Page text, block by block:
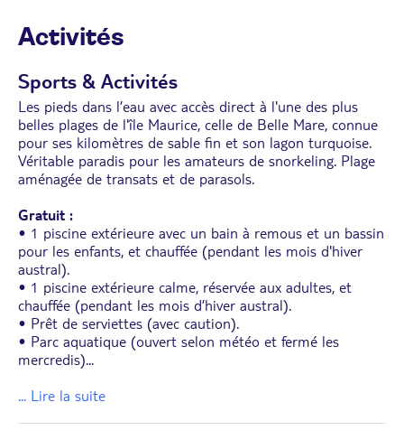
• Coffre-fort
• Mini-bar (vide, boissons et snacks payants
• Nécessaire à café et thé
• Balcon ou terrasse aménagés avec vue sur le
jardin.
• Même configuration pour les chambres
individuelles, triples et quadruples.
• Possibilité de chambres communicantes.
Activités
Sports & Activités
Les pieds dans l’eau avec accès direct à l'une des plus
belles plages de l'île Maurice, celle de Belle Mare, connue
pour ses kilomètres de sable fin et son lagon turquoise.
Véritable paradis pour les amateurs de snorkeling. Plage
aménagée de transats et de parasols.
Gratuit :
• 1 piscine extérieure avec un bain à remous et un bassin
pour les enfants, et chauffée (pendant les mois d'hiver
austral).
• 1 piscine extérieure calme, réservée aux adultes, et
chauffée (pendant les mois d’hiver austral).
• Prêt de serviettes (avec caution).
• Parc aquatique (ouvert selon météo et fermé les
mercredis)...
... Lire la suite